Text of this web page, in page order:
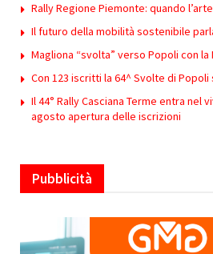
Rally Regione Piemonte: quando
Il futuro della mobilità sostenibile
Magliona “svolta” verso Popoli con la
Con 123 iscritti la 64^ Svolte di
Il 44° Rally Casciana Terme entra nel
agosto apertura delle iscrizioni
Pubblicità